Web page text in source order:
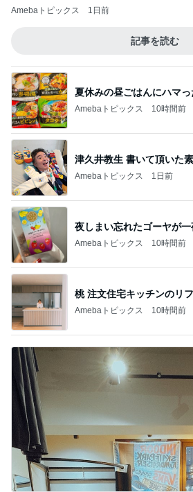
Amebaトピックス 1日前
記事を読む
夏休みの昼ごはんにハマ
Amebaトピックス 10時間前
津久井教生 書いて頂いた
Amebaトピックス 1日前
夜しまい忘れたゴーヤが一
Amebaトピックス 10時間前
桃 注文住宅キッチンのリ
Amebaトピックス 10時間前